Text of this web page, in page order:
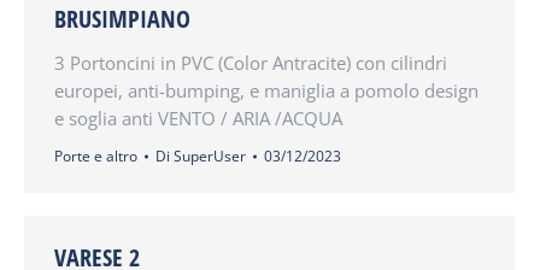
BRUSIMPIANO
3 Portoncini in PVC (Color Antracite) con cilindri
europei, anti-bumping, e maniglia a pomolo design
e soglia anti VENTO / ARIA /ACQUA
Porte e altro Di SuperUser 03/12/2023
VARESE 2